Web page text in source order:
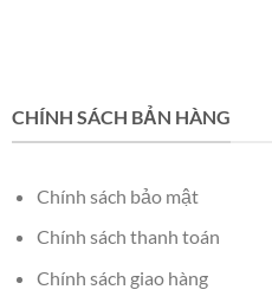
CHÍNH SÁCH BẢN HÀNG
Chính sách bảo mật
Chính sách thanh toán
Chính sách giao hàng